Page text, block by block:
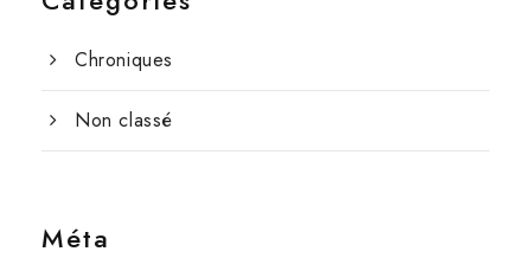
Chroniques
Non classé
Méta